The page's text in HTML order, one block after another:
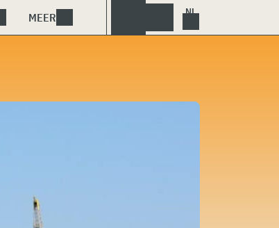
MEER